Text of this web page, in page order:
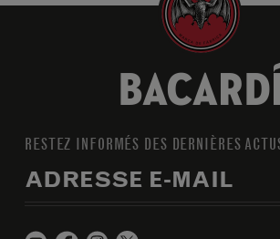
RESTEZ INFORMÉS DES DERNIÈRES
ADRESSE E-MAIL